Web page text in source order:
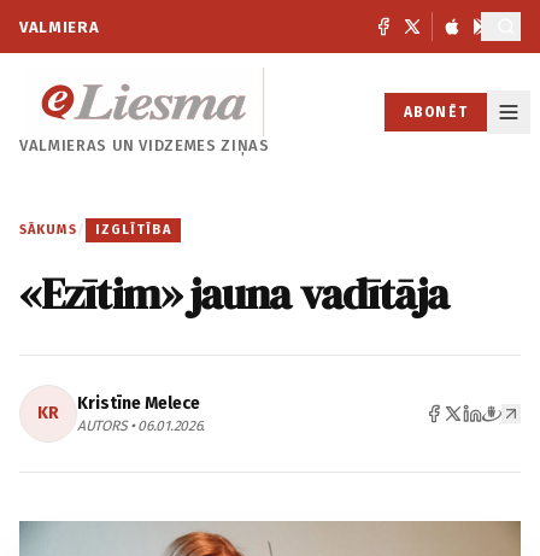
VALMIERA
VALMIERAS UNVIDZEMES ZIŅAS
ABONĒT
SĀKUMS / IZGLĪTĪBA
«Ezītim» jauna vadītāja
KR Kristīne Melece
AUTORS • 06.01.2026.